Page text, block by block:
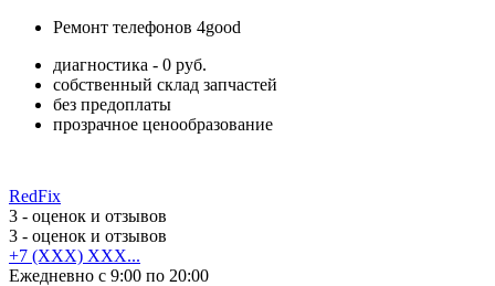
Ремонт телефонов 4good
диагностика - 0 руб.
собственный склад запчастей
без предоплаты
прозрачное ценообразование
RedFix
3 - оценок и отзывов
3 - оценок и отзывов
+7 (XXX) XXX...
Ежедневно с 9:00 по 20:00